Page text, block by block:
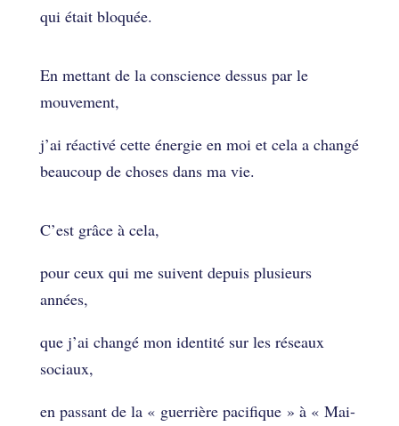
qui était bloquée.
En mettant de la conscience dessus par le
mouvement,
j’ai réactivé cette énergie en moi et cela a changé
beaucoup de choses dans ma vie.
C’est grâce à cela,
pour ceux qui me suivent depuis plusieurs
années,
que j’ai changé mon identité sur les réseaux
sociaux,
en passant de la « guerrière pacifique » à « Mai-